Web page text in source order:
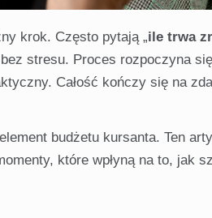
krok. Często pytają „ile trwa
bez stresu. Proces rozpoczyna
Całość kończy się na
budżetu kursanta. Ten
które wpłyną na to, jak